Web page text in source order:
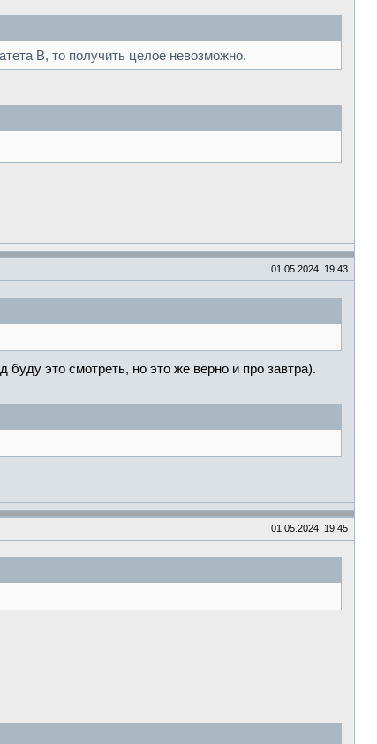
B, то получить целое невозможно.
01.05.2024, 19:43
буду это смотреть, но это же верно и про завтра).
01.05.2024, 19:45